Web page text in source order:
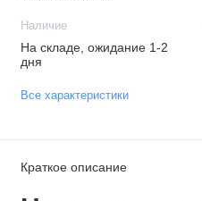
Наличие
На складе, ожидание 1-2
дня
Все характеристики
Краткое описание